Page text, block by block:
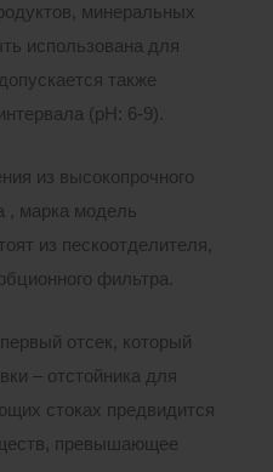
минеральных
использована для
также
(pH: 6-9).
из высокопрочного
, марка модель
из пескоотделителя,
фильтра.
отсек, который
– отстойника для
стоках предвидится
превышающее